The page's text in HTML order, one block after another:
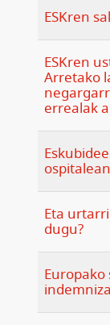
ESKren
ESKren
Arretako
errealak
ospitalean
Eta
dugu?